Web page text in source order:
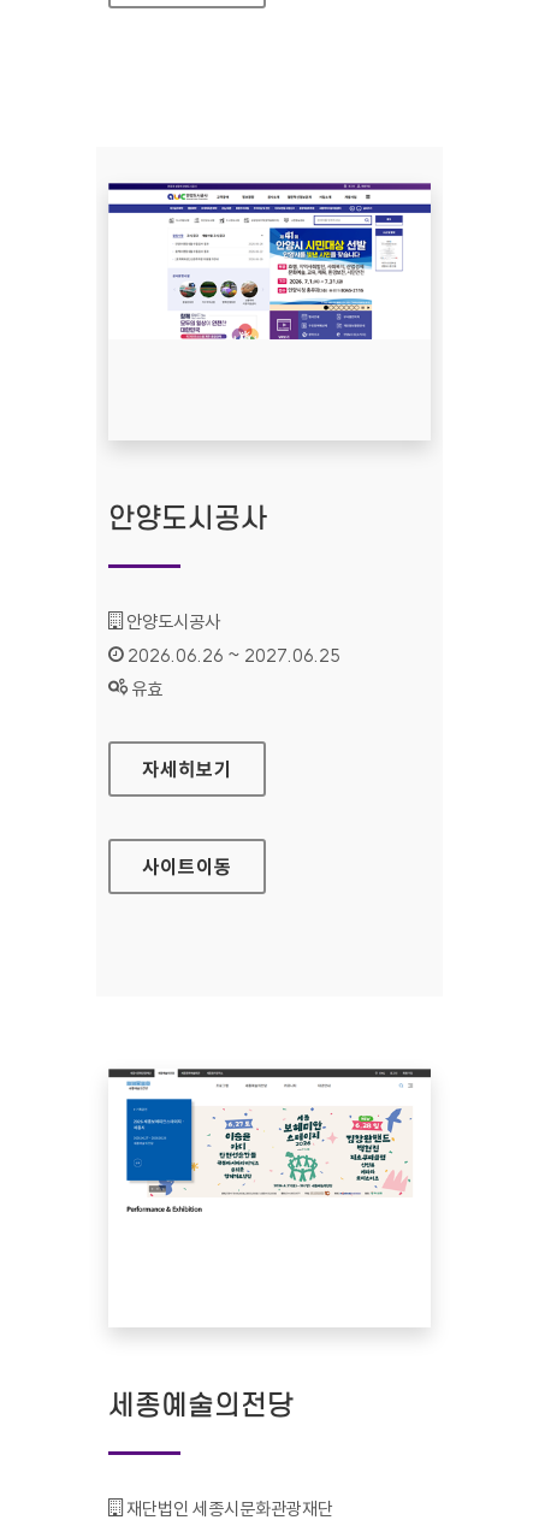
안양도시공사
기관명 :
안양도시공사
인증기간 :
2026.06.26 ~ 2027.06.25
상태 :
유효
안양도시공사
자세히보기
사이트이동
세종예술의전당
기관명 :
재단법인 세종시문화관광재단